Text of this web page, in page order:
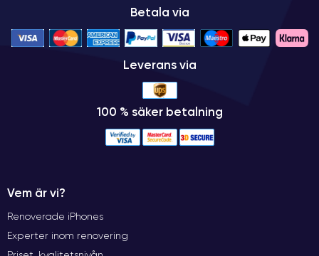
Betala via
Leverans via
100 % säker betalning
Vem är vi?
Renoverade iPhones
Experter inom renovering